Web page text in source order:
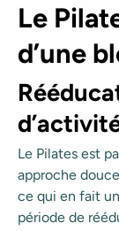
Le
d’une
Le Pilates est
approche
ce qui en fait
période de